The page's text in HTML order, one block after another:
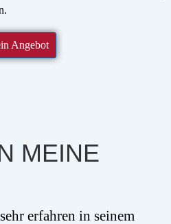
Angebot
MEINE
erfahren in seinem